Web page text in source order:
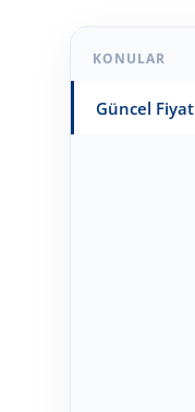
KONULAR
Güncel Fiyat